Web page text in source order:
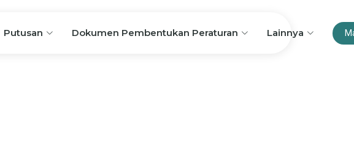
Putusan Dokumen Pembentukan Peraturan Lainnya